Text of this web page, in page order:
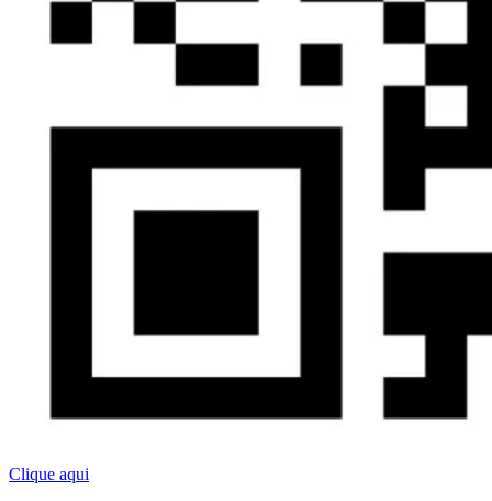
Clique aqui